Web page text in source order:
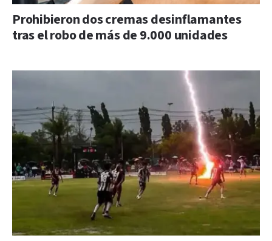
Prohibieron dos cremas desinflamantes
tras el robo de más de 9.000 unidades